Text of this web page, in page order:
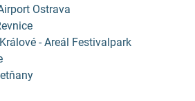
Ostrava
- Areál Festivalpark